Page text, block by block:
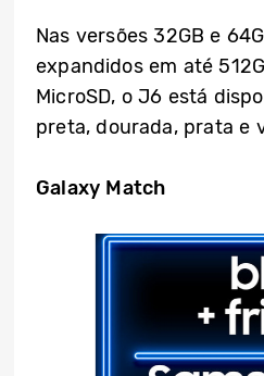
Nas versões 32GB e
expandidos em até
MicroSD, o J6 está
preta, dourada, prata e
Galaxy Match